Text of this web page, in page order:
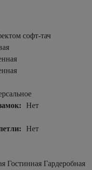
софт-тач
Нет
Нет
Гостинная Гардеробная